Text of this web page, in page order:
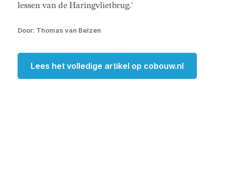
lessen van de Haringvlietbrug.'
Door: Thomas van Belzen
Lees het volledige artikel op cobouw.nl